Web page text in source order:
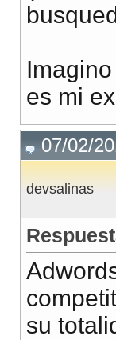
es mi
07/02/
devsalinas
su